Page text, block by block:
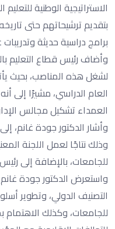
بتقديم ترشيحاتهم حتى
برامج دراسية حديثة
وأضاف رئيس قطاع التعليم
لشغل هذه المناصب، بحيث
العام الدراسي، مشيرًا إلى
العمداء تشكيل مجالس
للجامعات، بالإضافة إلى
واستعرض الدكتور جودة
التصنيف الدولي، وتطوير
للجامعات، وكذلك الاهتمام